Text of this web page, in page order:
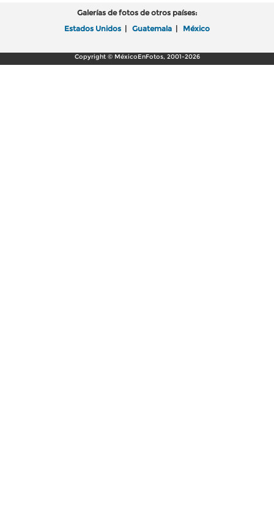
Galerías de fotos de otros países:
Estados Unidos | Guatemala | México
Copyright © MéxicoEnFotos, 2001-2026